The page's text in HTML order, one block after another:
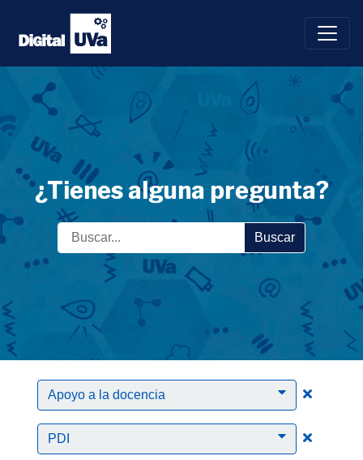
Saltar
contenido
¿Tienes alguna pregunta?
Buscar
Apoyo a la docencia Clic
PDI Clic